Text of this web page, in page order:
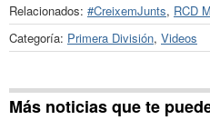
Relacionados: #CreixemJunts, RCD
Categoría: Primera División, Videos
Más noticias que te